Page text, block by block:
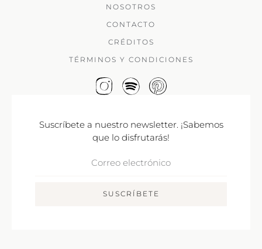
NOSOTROS
CONTACTO
CRÉDITOS
TÉRMINOS Y CONDICIONES
Suscríbete a nuestro newsletter. ¡Sabemos
que lo disfrutarás!
SUSCRÍBETE